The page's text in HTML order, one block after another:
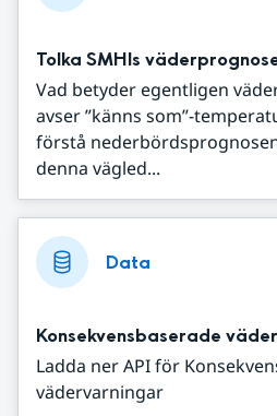
Tolka SMHIs
Vad betyder egentligen
avser ”känns som”-
förstå
denna vägled...
Data
Konsekvensbaserade
Ladda ner API för
vädervarningar